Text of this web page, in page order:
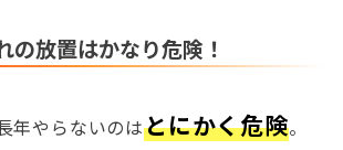
の放置はかなり危険！
年やらないのはとにかく危険。